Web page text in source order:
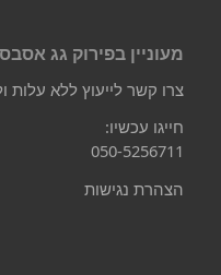
מעוניין בפירוק גג
צרו קשר לייעוץ ללא עלות
חייגו עכשיו:
050-5256711
הצהרת נגישות